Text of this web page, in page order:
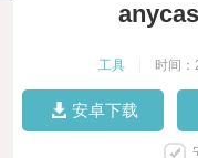
工具 时间
安卓下载